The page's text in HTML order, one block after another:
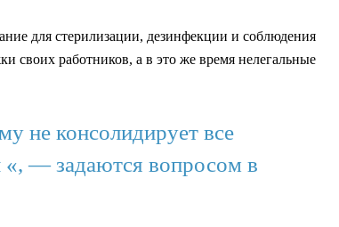
для стерилизации, дезинфекции и соблюдения
своих работников, а в это же время нелегальные
не консолидирует все
«, — задаются вопросом в